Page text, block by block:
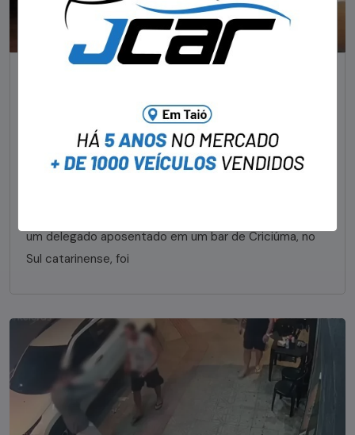
Foragido pela morte de delegado aposentado
em bar morre em confronto com a polícia em SC
um delegado aposentado em um bar de Criciúma, no
Sul catarinense, foi